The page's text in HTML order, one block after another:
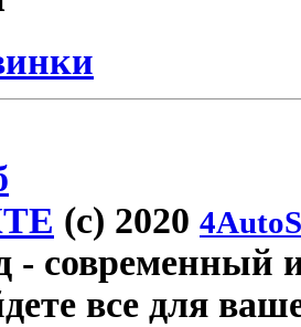
(c) 2020
- современный
все для